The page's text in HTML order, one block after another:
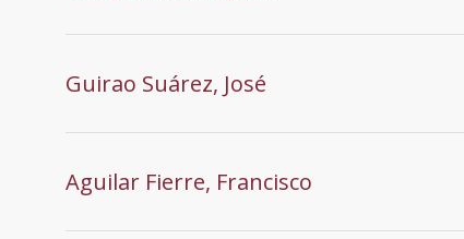
Guirao Suárez, José
Aguilar Fierre, Francisco